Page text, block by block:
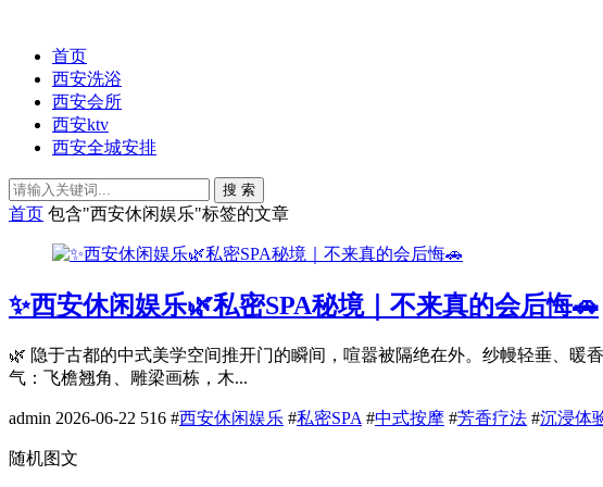
首页
西安洗浴
西安会所
西安ktv
西安全城安排
搜 索
首页 包含"西安休闲娱乐"标签的文章
✨西安休闲娱乐🌿私密SPA秘境｜不来真的会后悔🚗
🌿 隐于古都的中式美学空间推开门的瞬间，喧嚣被隔绝在外。纱幔轻垂、
气：飞檐翘角、雕梁画栋，木...
admin 2026-06-22 516 #西安休闲娱乐 #私密SPA #中式按摩 #芳香疗法 #沉浸体
随机图文